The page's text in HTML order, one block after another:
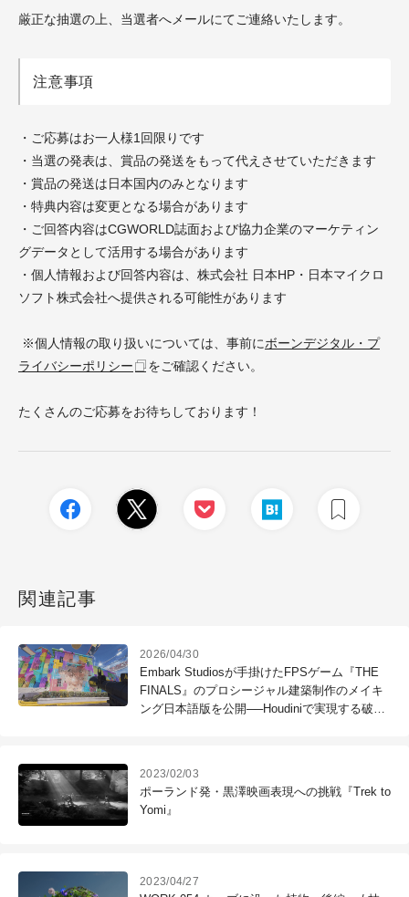
厳正な抽選の上、当選者へメールにてご連絡いたします。
注意事項
・ご応募はお一人様1回限りです
・当選の発表は、賞品の発送をもって代えさせていただきます
・賞品の発送は日本国内のみとなります
・特典内容は変更となる場合があります
・ご回答内容はCGWORLD誌面および協力企業のマーケティン
グデータとして活用する場合があります
・個人情報および回答内容は、株式会社 日本HP・日本マイクロ
ソフト株式会社へ提供される可能性があります
※個人情報の取り扱いについては、事前にボーンデジタル・プ
ライバシーポリシー
をご確認ください。
たくさんのご応募をお待ちしております！
関連記事
2026/04/30
Embark Studiosが手掛けたFPSゲーム『THE
FINALS』のプロシージャル建築制作のメイキ
ング日本語版を公開──Houdiniで実現する破壊
2023/02/03
ポーランド発・黒澤映画表現への挑戦『Trek to
Yomi』
2023/04/27